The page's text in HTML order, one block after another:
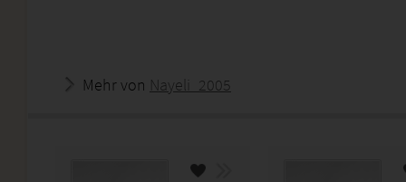
Mehr von Nayeli_2005